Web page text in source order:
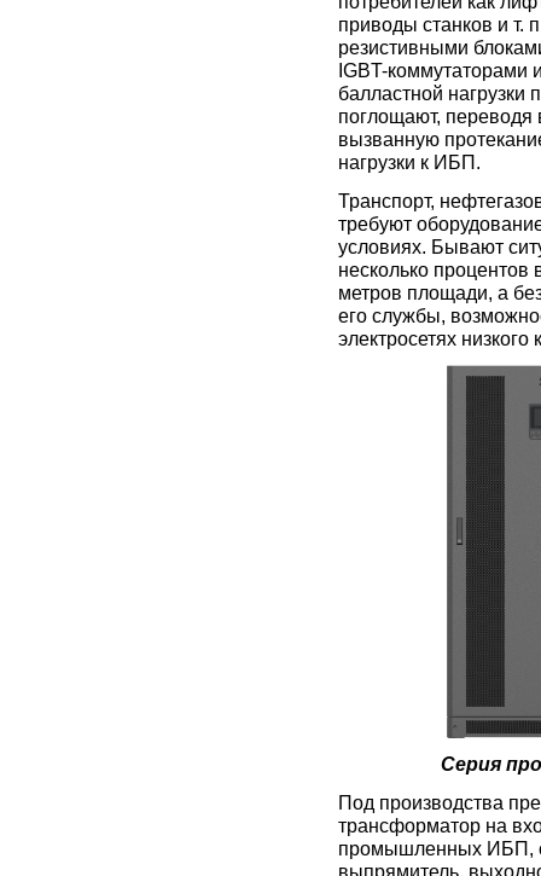
приводы станков и
резистивными
IGBT-коммутаторами
балластной нагрузки
поглощают, переводя
вызванную
нагрузки к ИБП.
Транспорт,
требуют
условиях. Бывают
несколько
метров площади, а
его службы,
электросетях низкого
Серия
Под производства
трансформатор на
промышленных ИБП,
выпрямитель,